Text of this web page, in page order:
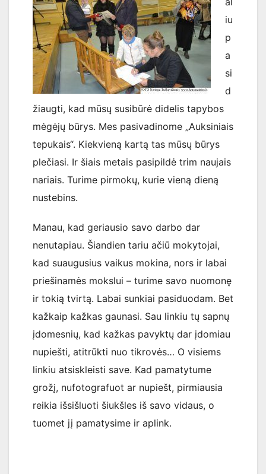
iu
p
a
si
d
žiaugti, kad mūsų susibūrė didelis tapybos
mėgėjų būrys. Mes pasivadinome „Auksiniais
tepukais“. Kiekvieną kartą tas mūsų būrys
plečiasi. Ir šiais metais pasipildė trim naujais
nariais. Turime pirmokų, kurie vieną dieną
nustebins.
Manau, kad geriausio savo darbo dar
nenutapiau. Šiandien tariu ačiū mokytojai,
kad suaugusius vaikus mokina, nors ir labai
priešinamės mokslui – turime savo nuomonę
ir tokią tvirtą. Labai sunkiai pasiduodam. Bet
kažkaip kažkas gaunasi. Sau linkiu tų sapnų
įdomesnių, kad kažkas pavyktų dar įdomiau
nupiešti, atitrūkti nuo tikrovės… O visiems
linkiu atsiskleisti save. Kad pamatytume
grožį, nufotografuot ar nupiešt, pirmiausia
reikia išsišluoti šiukšles iš savo vidaus, o
tuomet jį pamatysime ir aplink.